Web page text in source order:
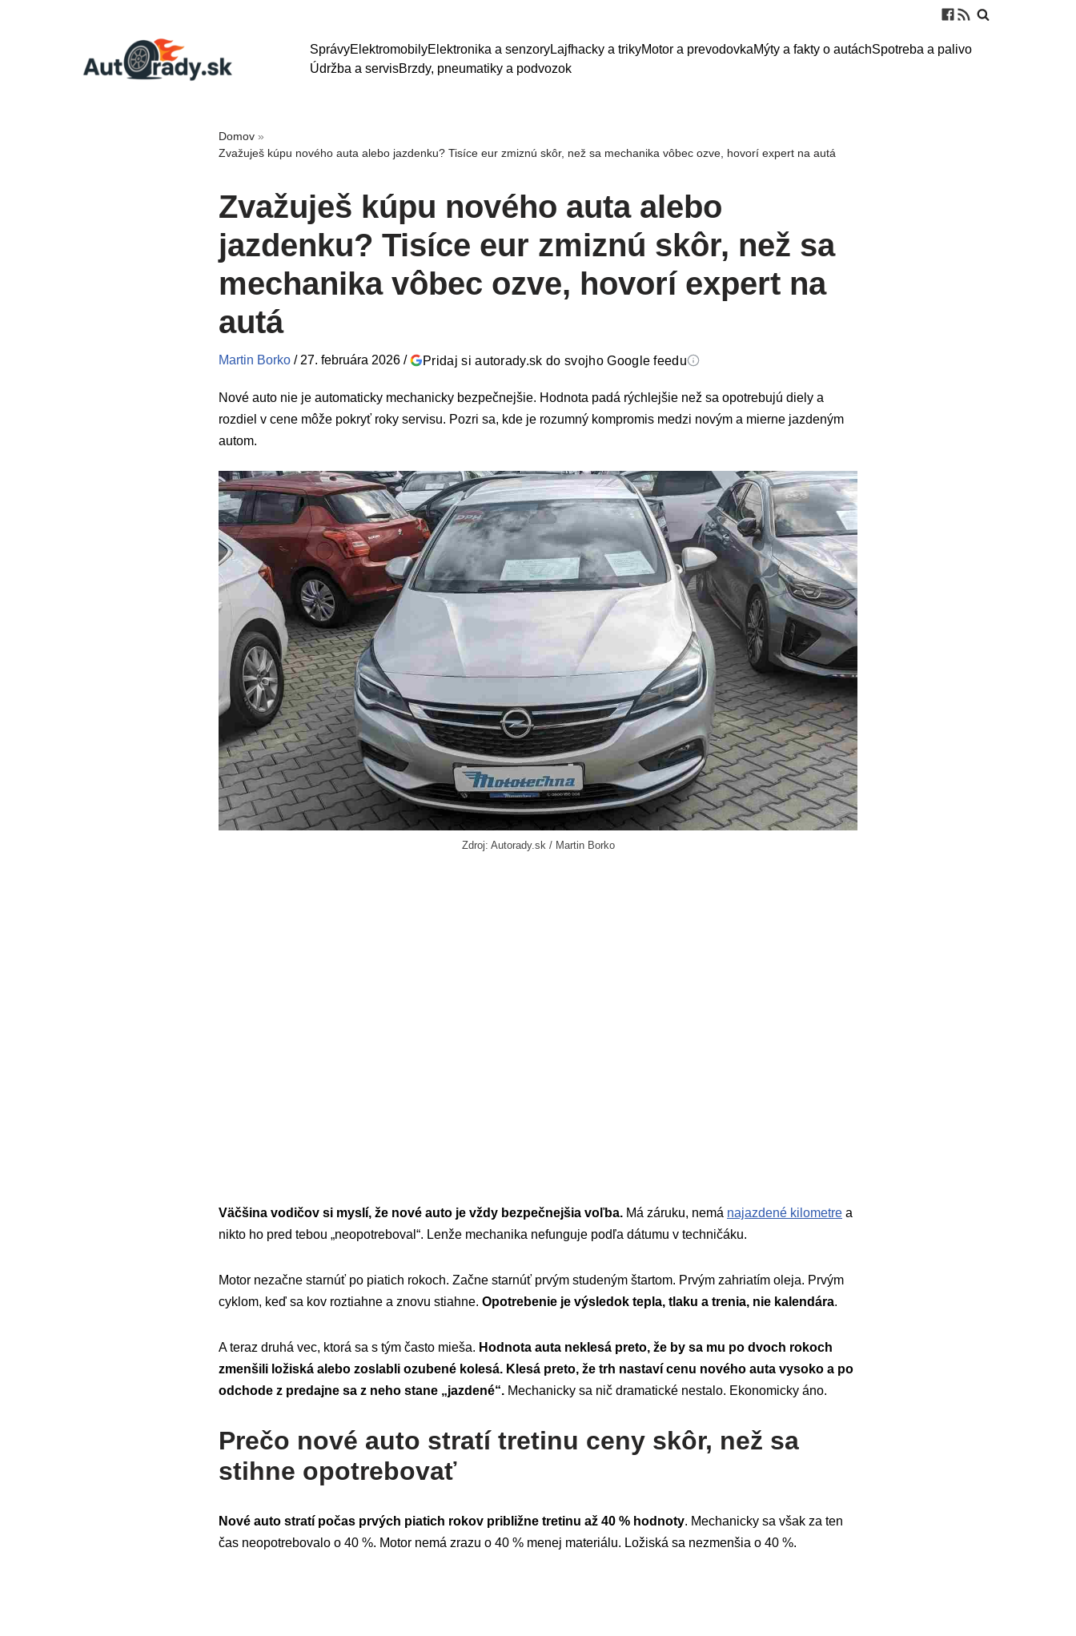
SprávyElektromobilyElektronika a senzoryLajfhacky a trikyMotor a prevodovkaMýty a fakty o autáchSpotreba a palivo
Údržba a servisBrzdy, pneumatiky a podvozok
Domov »
Zvažuješ kúpu nového auta alebo jazdenku? Tisíce eur zmiznú skôr, než sa mechanika vôbec ozve, hovorí expert na autá
Zvažuješ kúpu nového auta alebo
jazdenku? Tisíce eur zmiznú skôr, než sa
mechanika vôbec ozve, hovorí expert na
autá
Martin Borko / 27. februára 2026 / Pridaj si autorady.sk do svojho Google feedu
Nové auto nie je automaticky mechanicky bezpečnejšie. Hodnota padá rýchlejšie než sa opotrebujú diely a
rozdiel v cene môže pokryť roky servisu. Pozri sa, kde je rozumný kompromis medzi novým a mierne jazdeným
autom.
Zdroj: Autorady.sk / Martin Borko
Väčšina vodičov si myslí, že nové auto je vždy bezpečnejšia voľba. Má záruku, nemá najazdené kilometre a
nikto ho pred tebou „neopotreboval“. Lenže mechanika nefunguje podľa dátumu v techničáku.
Motor nezačne starnúť po piatich rokoch. Začne starnúť prvým studeným štartom. Prvým zahriatím oleja. Prvým
cyklom, keď sa kov roztiahne a znovu stiahne. Opotrebenie je výsledok tepla, tlaku a trenia, nie kalendára.
A teraz druhá vec, ktorá sa s tým často mieša. Hodnota auta neklesá preto, že by sa mu po dvoch rokoch
zmenšili ložiská alebo zoslabli ozubené kolesá. Klesá preto, že trh nastaví cenu nového auta vysoko a po
odchode z predajne sa z neho stane „jazdené“. Mechanicky sa nič dramatické nestalo. Ekonomicky áno.
Prečo nové auto stratí tretinu ceny skôr, než sa
stihne opotrebovať
Nové auto stratí počas prvých piatich rokov približne tretinu až 40 % hodnoty. Mechanicky sa však za ten
čas neopotrebovalo o 40 %. Motor nemá zrazu o 40 % menej materiálu. Ložiská sa nezmenšia o 40 %.